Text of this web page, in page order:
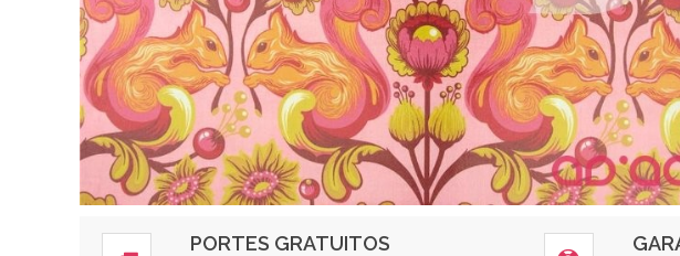
PORTES GRATUITOS